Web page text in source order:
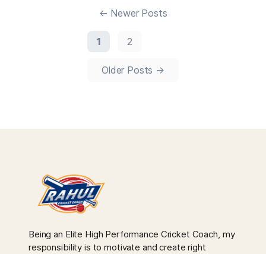
← Newer Posts
1 2
Older Posts →
Being an Elite High Performance Cricket Coach, my
responsibility is to motivate and create right